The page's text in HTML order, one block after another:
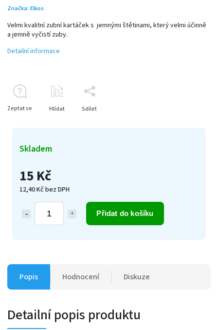
Značka: Elkos
15 Kč
12,40 Kč bez DPH
Přidat do košíku
Skladem
Velmi kvalitní zubní kartáček s jemnými štětinami, který velmi účinně
a jemně vyčistí zuby.
Detailní informace
Zeptat se Hlídat Sdílet
Popis Hodnocení Diskuze
Detailní popis produktu